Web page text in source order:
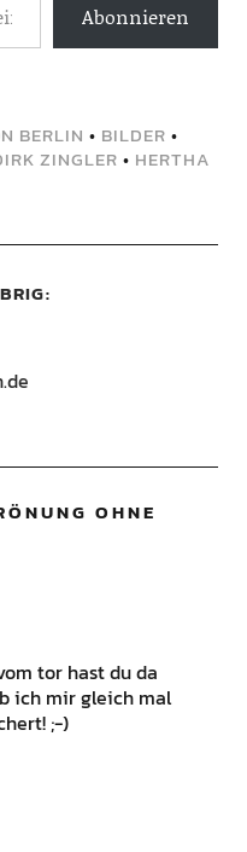
Abonnieren
BERLIN • BILDER •
ZINGLER • HERTHA
OHNE
tor hast du da
ich mir gleich mal
;-)